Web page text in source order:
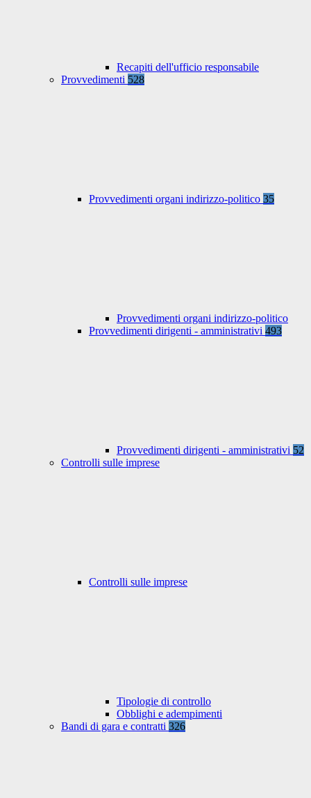
Recapiti dell'ufficio responsabile
Provvedimenti 528
Provvedimenti organi indirizzo-politico 35
Provvedimenti organi indirizzo-politico
Provvedimenti dirigenti - amministrativi 493
Provvedimenti dirigenti - amministrativi 52
Controlli sulle imprese
Controlli sulle imprese
Tipologie di controllo
Obblighi e adempimenti
Bandi di gara e contratti 326